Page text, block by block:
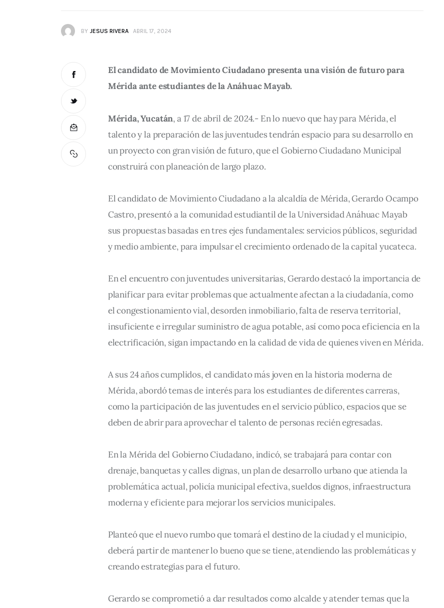
BY JESUS RIVERA ABRIL 17, 2024
El candidato de Movimiento Ciudadano presenta una visión de futuro para
Mérida ante estudiantes de la Anáhuac Mayab.
Mérida, Yucatán, a 17 de abril de 2024.- En lo nuevo que hay para Mérida, el
talento y la preparación de las juventudes tendrán espacio para su desarrollo en
un proyecto con gran visión de futuro, que el Gobierno Ciudadano Municipal
construirá con planeación de largo plazo.
El candidato de Movimiento Ciudadano a la alcaldía de Mérida, Gerardo Ocampo
Castro, presentó a la comunidad estudiantil de la Universidad Anáhuac Mayab
sus propuestas basadas en tres ejes fundamentales: servicios públicos, seguridad
y medio ambiente, para impulsar el crecimiento ordenado de la capital yucateca.
En el encuentro con juventudes universitarias, Gerardo destacó la importancia de
planificar para evitar problemas que actualmente afectan a la ciudadanía, como
el congestionamiento vial, desorden inmobiliario, falta de reserva territorial,
insuficiente e irregular suministro de agua potable, así como poca eficiencia en la
electrificación, sigan impactando en la calidad de vida de quienes viven en Mérida.
A sus 24 años cumplidos, el candidato más joven en la historia moderna de
Mérida, abordó temas de interés para los estudiantes de diferentes carreras,
como la participación de las juventudes en el servicio público, espacios que se
deben de abrir para aprovechar el talento de personas recién egresadas.
En la Mérida del Gobierno Ciudadano, indicó, se trabajará para contar con
drenaje, banquetas y calles dignas, un plan de desarrollo urbano que atienda la
problemática actual, policía municipal efectiva, sueldos dignos, infraestructura
moderna y eficiente para mejorar los servicios municipales.
Planteó que el nuevo rumbo que tomará el destino de la ciudad y el municipio,
deberá partir de mantener lo bueno que se tiene, atendiendo las problemáticas y
creando estrategias para el futuro.
Gerardo se comprometió a dar resultados como alcalde y atender temas que la